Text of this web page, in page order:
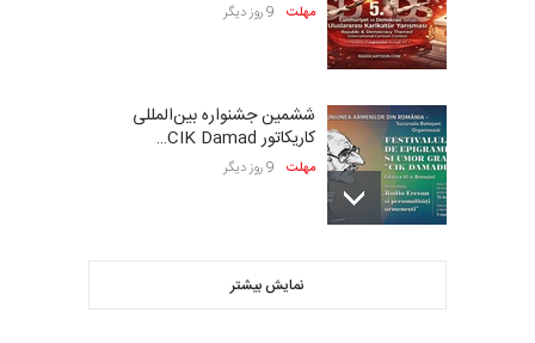
مهلت 9 روز دیگر
ششمین جشنواره بین‌المللی
کاریکاتور CIK Damad…
مهلت 9 روز دیگر
فراخوان مسابقۀ بین‌المللی
کارتون و تصویرگری،…
نمایش بیشتر